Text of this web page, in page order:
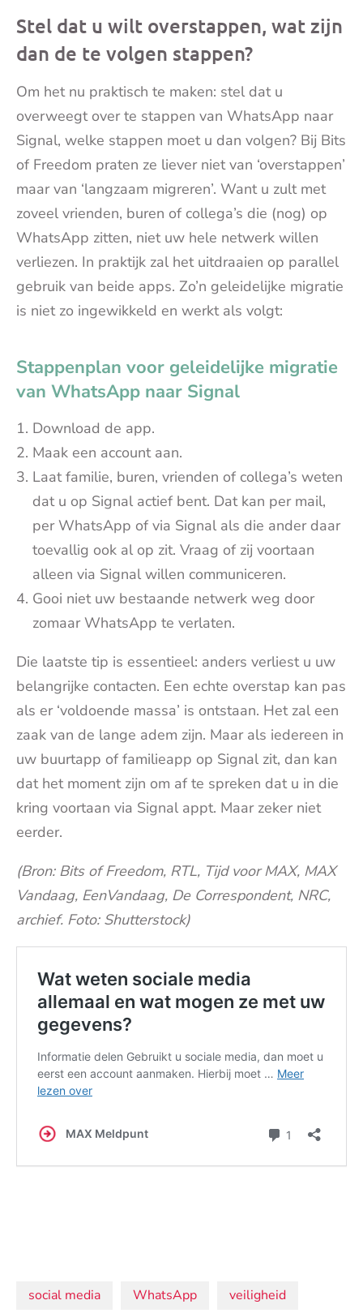
Stel dat u wilt overstappen, wat zijn
dan de te volgen stappen?
Om het nu praktisch te maken: stel dat u
overweegt over te stappen van WhatsApp naar
Signal, welke stappen moet u dan volgen? Bij Bits
of Freedom praten ze liever niet van ‘overstappen’
maar van ‘langzaam migreren’. Want u zult met
zoveel vrienden, buren of collega’s die (nog) op
WhatsApp zitten, niet uw hele netwerk willen
verliezen. In praktijk zal het uitdraaien op parallel
gebruik van beide apps. Zo’n geleidelijke migratie
is niet zo ingewikkeld en werkt als volgt:
Stappenplan voor geleidelijke migratie
van WhatsApp naar Signal
Download de app.
Maak een account aan.
Laat familie, buren, vrienden of collega’s weten
dat u op Signal actief bent. Dat kan per mail,
per WhatsApp of via Signal als die ander daar
toevallig ook al op zit. Vraag of zij voortaan
alleen via Signal willen communiceren.
Gooi niet uw bestaande netwerk weg door
zomaar WhatsApp te verlaten.
Die laatste tip is essentieel: anders verliest u uw
belangrijke contacten. Een echte overstap kan pas
als er ‘voldoende massa’ is ontstaan. Het zal een
zaak van de lange adem zijn. Maar als iedereen in
uw buurtapp of familieapp op Signal zit, dan kan
dat het moment zijn om af te spreken dat u in die
kring voortaan via Signal appt. Maar zeker niet
eerder.
(Bron: Bits of Freedom, RTL, Tijd voor MAX, MAX
Vandaag, EenVandaag, De Correspondent, NRC,
archief. Foto: Shutterstock)
Onderwerpen:
social media WhatsApp veiligheid